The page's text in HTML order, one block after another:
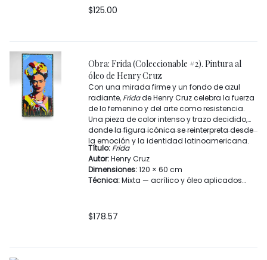
Categoría:
Materiales:
abstracción orgánica
Firma: Henry Cruz
$125.00
Con una mirada firme y un fondo de azul
radiante, Fridade Henry Cruz celebra la fuerza
de lo femenino y del arte como resistencia.
Una pieza de color intenso y trazo decidido,
donde la figura icónica se reinterpreta desde
la emoción y la identidad latinoamericana.
Título: Frida
Autor:Henry Cruz
Dimensiones:120 × 60 cm
Técnica:Mixta — acrílico y óleo aplicados
Categoría:
Materiales:
Obra: Frida (Coleccionable #2). Pintura al
óleo de Henry Cruz
$178.57